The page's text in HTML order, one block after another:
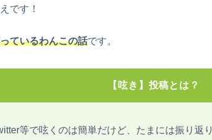
です！
ているわんこの話です。
【呟き】投稿とは？
等で呟くのは簡単だけど、たまには振り返り